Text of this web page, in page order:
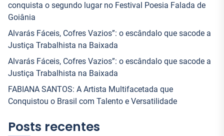
conquista o segundo lugar no Festival Poesia Falada de
Goiânia
Alvarás Fáceis, Cofres Vazios”: o escândalo que sacode a
Justiça Trabalhista na Baixada
Alvarás Fáceis, Cofres Vazios”: o escândalo que sacode a
Justiça Trabalhista na Baixada
FABIANA SANTOS: A Artista Multifacetada que
Conquistou o Brasil com Talento e Versatilidade
Posts recentes